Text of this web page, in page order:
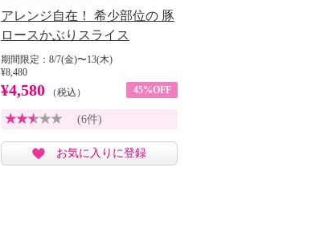
アレンジ自在！ 希少部位の 豚
ロースかぶりスライス
期間限定：8/7(金)〜13(木)
¥8,480
¥4,580 （税込） 45%OFF
(6件)
お気に入りに登録